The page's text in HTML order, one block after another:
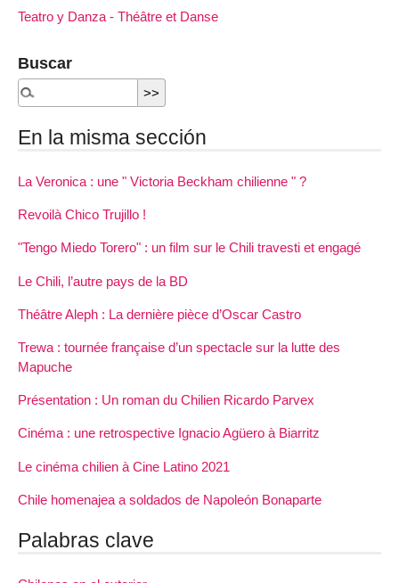
Teatro y Danza - Théâtre et Danse
Buscar
En la misma sección
La Veronica : une " Victoria Beckham chilienne " ?
Revoilà Chico Trujillo !
"Tengo Miedo Torero" : un film sur le Chili travesti et engagé
Le Chili, l’autre pays de la BD
Théâtre Aleph : La dernière pièce d’Oscar Castro
Trewa : tournée française d’un spectacle sur la lutte des
Mapuche
Présentation : Un roman du Chilien Ricardo Parvex
Cinéma : une retrospective Ignacio Agüero à Biarritz
Le cinéma chilien à Cine Latino 2021
Chile homenajea a soldados de Napoleón Bonaparte
Palabras clave